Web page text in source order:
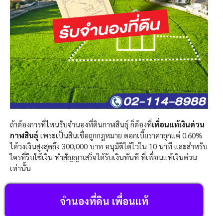
ถ้าต้องการที่ไหนรับจำนองที่ดินกาฬสินธุ์ ก็ต้องที่เพื่อนแท้เงินด่วน
กาฬสินธุ์ เพระเป็นสินเชื่อถูกกฎหมาย ดอกเบี้ยราคาถูกแค่ 0.60%
ได้วงเงินสูงสุดถึง 300,000 บาท อนุมัติได้ไวใน 10 นาที และสำหรับ
ใครที่รีบใช้เงิน ทำสัญญาเสร็จได้รับเงินทันที ที่เพื่อนแท้เงินด่วน
เท่านั้น
จำนองที่ดิน เพื่อนแท้